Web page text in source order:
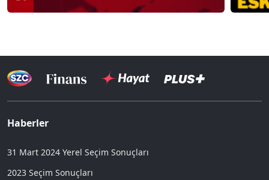
Haberler
31 Mart 2024 Yerel Seçim Sonuçları
2023 Seçim Sonuçları